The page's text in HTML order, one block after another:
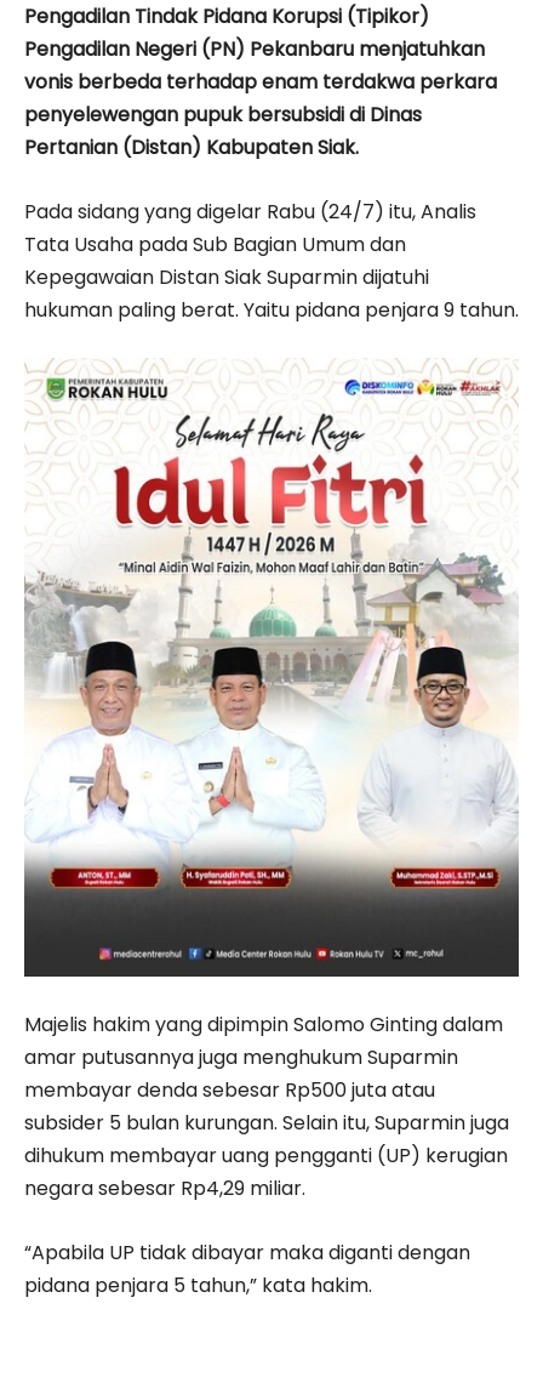
Pengadilan Tindak Pidana Korupsi (Tipikor)
Pengadilan Negeri (PN) Pekanbaru menjatuhkan
vonis berbeda terhadap enam terdakwa perkara
penyelewengan pupuk bersubsidi di Dinas
Pertanian (Distan) Kabupaten Siak.
Pada sidang yang digelar Rabu (24/7) itu, Analis
Tata Usaha pada Sub Bagian Umum dan
Kepegawaian Distan Siak Suparmin dijatuhi
hukuman paling berat. Yaitu pidana penjara 9 tahun.
Majelis hakim yang dipimpin Salomo Ginting dalam
amar putusannya juga menghukum Suparmin
membayar denda sebesar Rp500 juta atau
subsider 5 bulan kurungan. Selain itu, Suparmin juga
dihukum membayar uang pengganti (UP) kerugian
negara sebesar Rp4,29 miliar.
“Apabila UP tidak dibayar maka diganti dengan
pidana penjara 5 tahun,” kata hakim.